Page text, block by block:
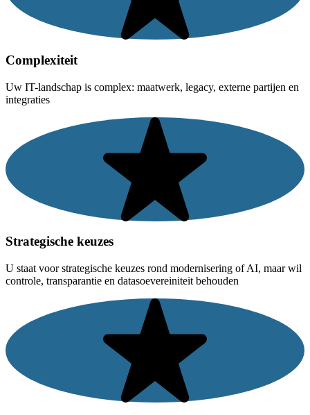
Complexiteit
Uw IT-landschap is complex: maatwerk, legacy, externe partijen en
integraties
Strategische keuzes
U staat voor strategische keuzes rond modernisering of AI, maar wil
controle, transparantie en datasoevereiniteit behouden